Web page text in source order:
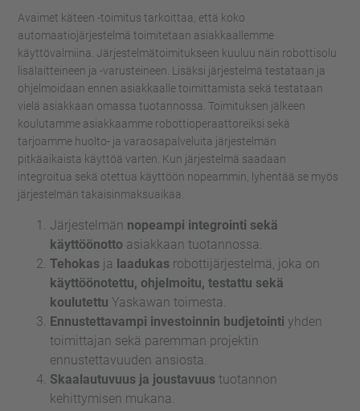
Avaimet käteen -toimitus tarkoittaa, että koko
automaatiojärjestelmä toimitetaan asiakkaallemme
käyttövalmiina. Järjestelmätoimitukseen kuuluu näin robottisolu
lisälaitteineen ja -varusteineen. Lisäksi järjestelmä testataan ja
ohjelmoidaan ennen asiakkaalle toimittamista sekä testataan
vielä asiakkaan omassa tuotannossa. Toimituksen jälkeen
koulutamme asiakkaamme robottioperaattoreiksi sekä
tarjoamme huolto- ja varaosapalveluita järjestelmän
pitkäaikaista käyttöä varten. Kun järjestelmä saadaan
integroitua sekä otettua käyttöön nopeammin, lyhentää se myös
järjestelmän takaisinmaksuaikaa.
Järjestelmän nopeampi integrointi sekä
käyttöönotto asiakkaan tuotannossa.
Tehokas ja laadukas robottijärjestelmä, joka on
käyttöönotettu, ohjelmoitu, testattu sekä
koulutettu Yaskawan toimesta.
Ennustettavampi investoinnin budjetointi yhden
toimittajan sekä paremman projektin
ennustettavuuden ansiosta.
Skaalautuvuus ja joustavuus tuotannon
kehittymisen mukana.